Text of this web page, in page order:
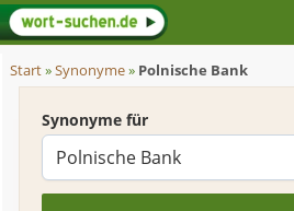
Start»Synonyme» Polnische Bank
Synonyme für